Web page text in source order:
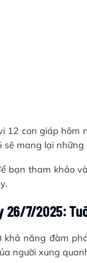
12 con giáp
mang lại những
bạn tham khảo
26/7/2025:
khả năng đàm
người xung